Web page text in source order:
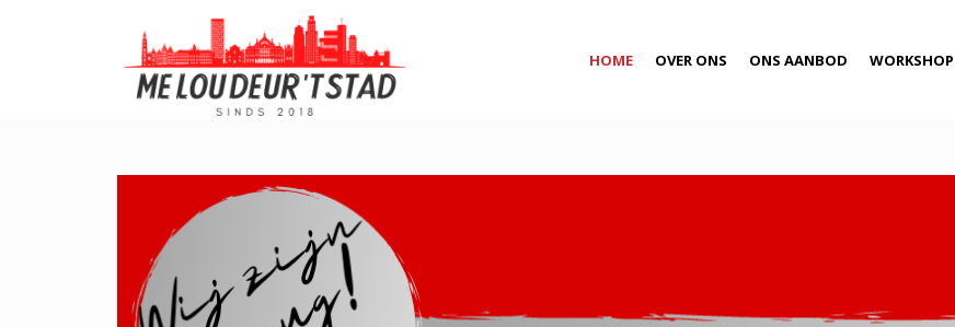
HOME OVER ONS ONS AANBOD WORKSHOP